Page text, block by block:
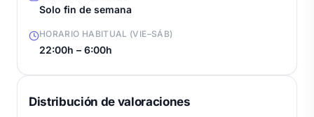
Solo fin de semana
HORARIO HABITUAL (VIE–SÁB)
22:00h – 6:00h
Distribución de valoraciones